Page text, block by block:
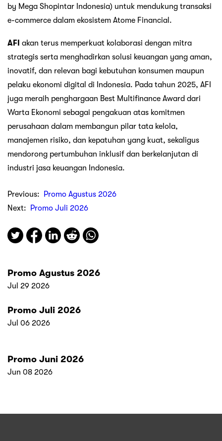
by Mega Shopintar Indonesia) untuk mendukung transaksi
e-commerce dalam ekosistem Atome Financial.
AFI akan terus memperkuat kolaborasi dengan mitra
strategis serta menghadirkan solusi keuangan yang aman,
inovatif, dan relevan bagi kebutuhan konsumen maupun
pelaku ekonomi digital di Indonesia. Pada tahun 2025, AFI
juga meraih penghargaan Best Multifinance Award dari
Warta Ekonomi sebagai pengakuan atas komitmen
perusahaan dalam membangun pilar tata kelola,
manajemen risiko, dan kepatuhan yang kuat, sekaligus
mendorong pertumbuhan inklusif dan berkelanjutan di
industri jasa keuangan Indonesia.
Previous:
Promo Agustus 2026
Next:
Promo Juli 2026
Promo Agustus 2026
Jul 29 2026
Promo Juli 2026
Jul 06 2026
Promo Juni 2026
Jun 08 2026